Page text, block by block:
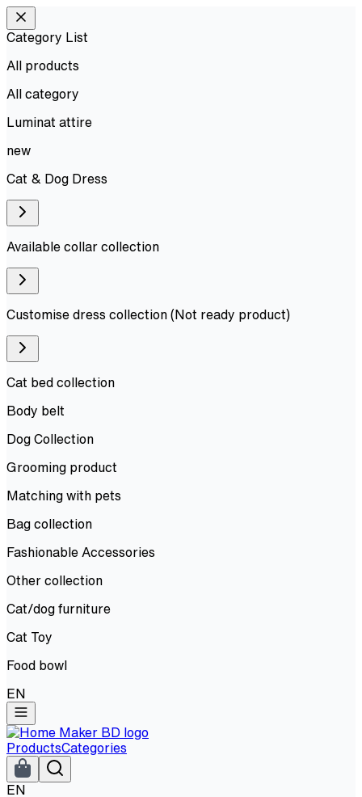
Category List
All products
All category
Luminat attire
new
Cat & Dog Dress
Available collar collection
Customise dress collection (Not ready product)
Cat bed collection
Body belt
Dog Collection
Grooming product
Matching with pets
Bag collection
Fashionable Accessories
Other collection
Cat/dog furniture
Cat Toy
Food bowl
EN
ProductsCategories
EN